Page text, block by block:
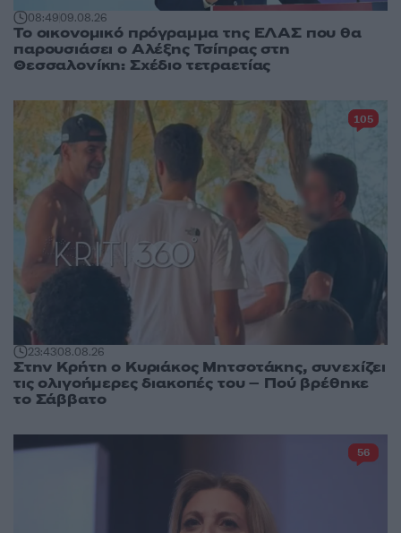
08:4909.08.26
Το οικονομικό πρόγραμμα της ΕΛΑΣ που θα
παρουσιάσει ο Αλέξης Τσίπρας στη
Θεσσαλονίκη: Σχέδιο τετραετίας
23:4308.08.26
Στην Κρήτη ο Κυριάκος Μητσοτάκης, συνεχίζει
τις ολιγοήμερες διακοπές του – Πού βρέθηκε
το Σάββατο
105
56